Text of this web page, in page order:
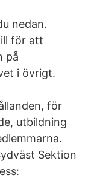
nedan.
för att
på
i övrigt.
för
utbildning
Sektion